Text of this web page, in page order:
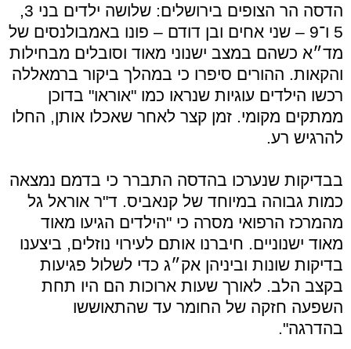
הדסה הר הצופים בירושלים: שלושה ילדים בני 3,
5 ו־9 – שני אחים ובן דודם – פונו באמבולנסים של
מד״א כשהם במצב ישנוני מאוד וסובלים מבחילות
והקאות. ההורים סיפרו כי במהלך ביקור ברמאללה
רכשו הילדים עוגיות שנראו כמו "אוראו" בדוכן
ממתקים מקומי. זמן קצר לאחר שאכלו אותן, החלו
להרגיש רע.
בבדיקות שנערכו בהדסה התברר כי בדמם נמצאה
כמות גבוהה במיוחד של קנאביס. ד"ר אוראל גל
מהמרכז הרפואי מסרה כי "הילדים הגיעו מאוד
מאוד ישנוניים. חיברנו אותם לעירוי נוזלים, ביצענו
בדיקות שונות וביניהן אק״ג כדי לשלול פגיעות
בקצב הלב. לאורך שעות ארוכות הם היו תחת
השפעה חזקה של החומר עד שהתאוששו
בהדרגה".